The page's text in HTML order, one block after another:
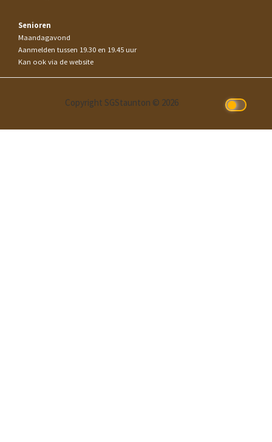
Senioren
Maandagavond
Aanmelden tussen 19.30 en 19.45 uur
Kan ook via de website
Copyright SGStaunton © 2026